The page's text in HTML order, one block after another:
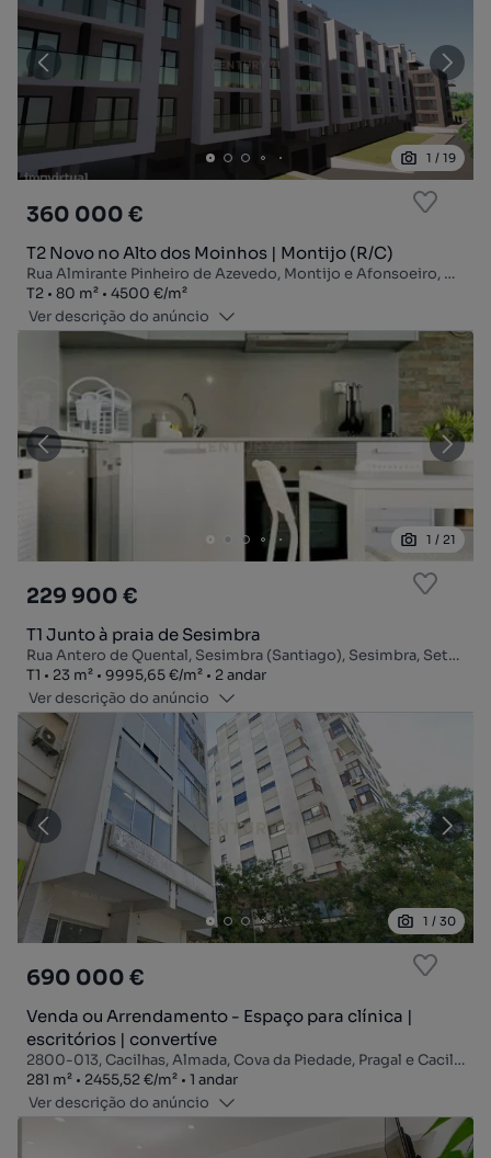
1 / 19
360 000 €
T2 Novo no Alto dos Moinhos | Montijo (R/C)
Rua Almirante Pinheiro de Azevedo, Montijo e Afonsoeiro, Montijo, Setúbal
Tipologia
T2
Zona80 m²
Preço por metro quadrado
4500 €/m²
Ver descrição do anúncio
1 / 21
229 900 €
T1 Junto à praia de Sesimbra
Rua Antero de Quental, Sesimbra (Santiago), Sesimbra, Setúbal
Tipologia
T1
Zona23 m²
Preço por metro quadrado
9995,65 €/m²
Andar
2 andar
Ver descrição do anúncio
1 / 30
690 000 €
Venda ou Arrendamento - Espaço para clínica |
escritórios | convertíve
2800-013, Cacilhas, Almada, Cova da Piedade, Pragal e Cacilhas, Almada, Setúbal
Zona
281 m²
Preço por metro quadrado
2455,52 €/m²
Andar
1 andar
Ver descrição do anúncio